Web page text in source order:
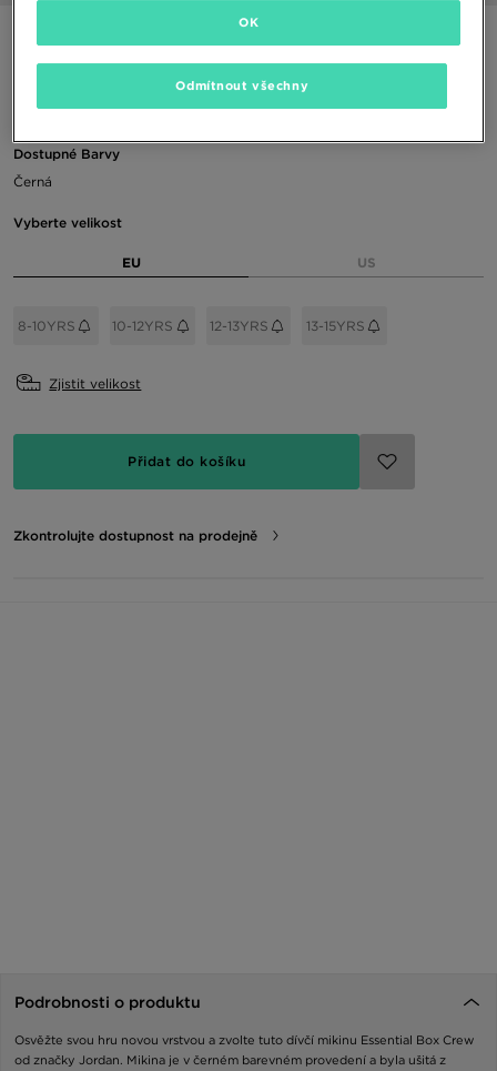
Dostupné Barvy
Černá
Vyberte velikost
EU US
8-10YRS 10-12YRS 12-13YRS 13-15YRS
Zjistit velikost
Přidat do košíku
Zkontrolujte dostupnost na prodejně
Podrobnosti o produktu
Osvěžte svou hru novou vrstvou a zvolte tuto dívčí mikinu Essential Box Crew
od značky Jordan. Mikina je v černém barevném provedení a byla ušitá z
Odmítnout všechny
OK